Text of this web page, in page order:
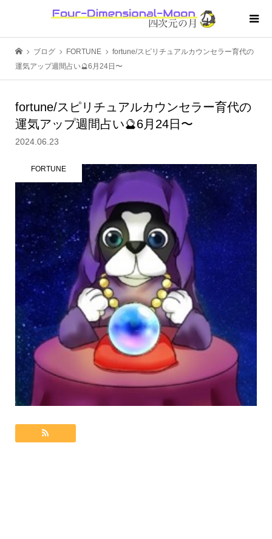
ブログ FORTUNE
fortune/スピリチュアルカウンセラー育代の
運気アップ週間占い🔮6月24日〜
fortune/スピリチュアルカウンセラー育代の
運気アップ週間占い🔮6月24日〜
2024.06.23
FORTUNE